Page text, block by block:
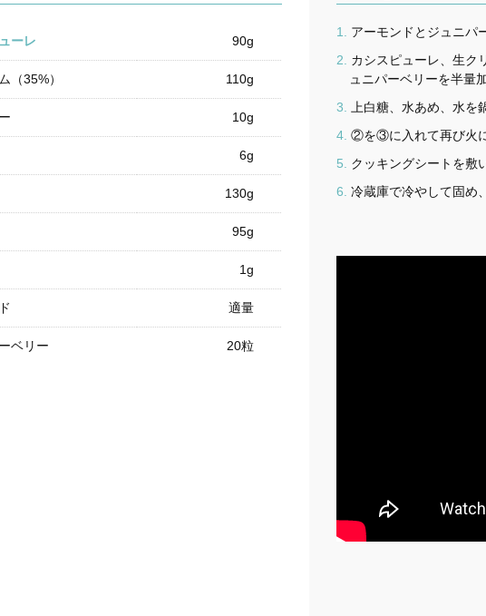
ーレ 90g
（35%） 110g
10g
6g
130g
95g
1g
適量
ベリー 20粒
アーモンドとジュニパ
カシスピューレ、生ク
ュニパーベリーを半量加
上白糖、水あめ、水を
②を③に入れて再び火
クッキングシートを敷
冷蔵庫で冷やして固め